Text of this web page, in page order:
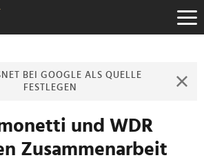
BEI GOOGLE ALS QUELLE
FESTLEGEN
und WDR
Zusammenarbeit